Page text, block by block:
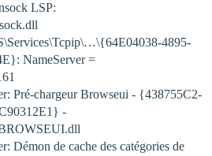
LSP:
4895-
NameServer =
Pré-chargeur Browseui - {438755C2-
-
Démon de cache des catégories de